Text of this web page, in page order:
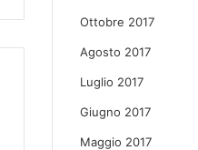
Ottobre 2017
Agosto 2017
Luglio 2017
Giugno 2017
Maggio 2017